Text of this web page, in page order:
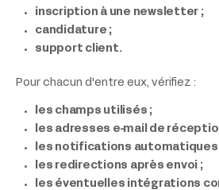
inscription à une newsletter ;
candidature ;
support client.
Pour chacun d'entre eux, vérifiez :
les champs utilisés ;
les adresses e-mail de
les notifications automatiques
les redirections après envoi ;
les éventuelles intégrations